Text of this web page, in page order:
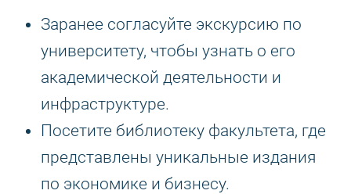
Заранее согласуйте экскурсию по
университету, чтобы узнать о его
академической деятельности и
инфраструктуре.
Посетите библиотеку факультета, где
представлены уникальные издания
по экономике и бизнесу.